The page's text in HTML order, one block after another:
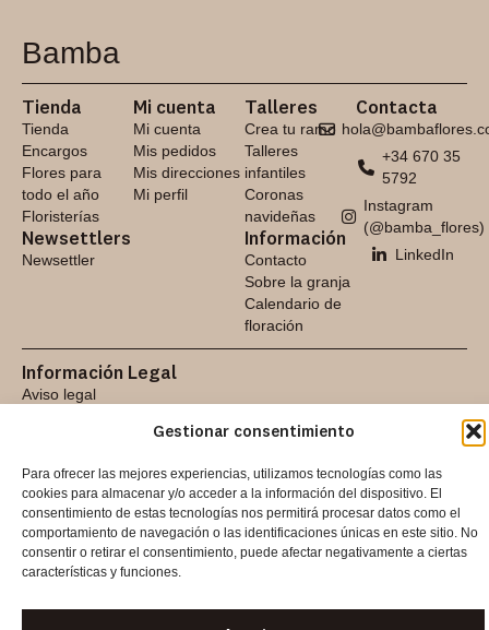
Gestionar consentimiento
Para ofrecer las mejores experiencias, utilizamos tecnologías como las
cookies para almacenar y/o acceder a la información del dispositivo. El
consentimiento de estas tecnologías nos permitirá procesar datos como el
comportamiento de navegación o las identificaciones únicas en este sitio. No
consentir o retirar el consentimiento, puede afectar negativamente a ciertas
características y funciones.
Bamba
Tienda
Tienda
Encargos
Flores para
todo el año
Floristerías
Newsettlers
Newsettler
Mi cuenta
Mi cuenta
Mis pedidos
Mis direcciones
Mi perfil
Talleres
Crea tu ramo
Talleres
infantiles
Coronas
navideñas
Información
Contacto
Sobre la granja
Calendario de
floración
Contacta
+34 670 35
5792
Instagram
(@bamba_flores)
LinkedIn
Información Legal
Aviso legal
Términos y condiciones
Sitemap
FINANCIADO POR LA UNIÓN EUROPEA CON EL PROGRAMA KIT
DIGITAL POR LOS FONDOS NEXT GENERATION (EU) DEL